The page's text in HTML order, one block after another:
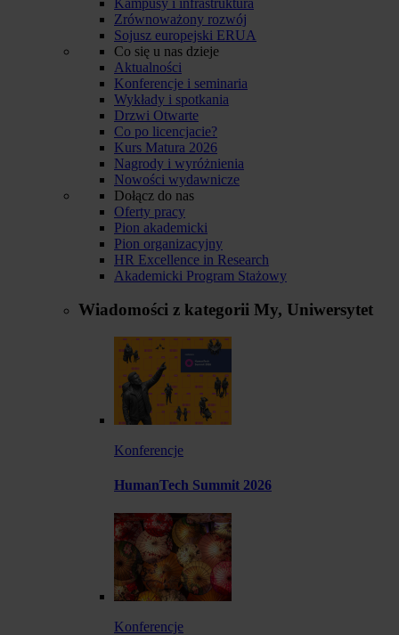
Zrównoważony rozwój
Sojusz europejski ERUA
Co się u nas dzieje
Aktualności
Konferencje i seminaria
Wykłady i spotkania
Drzwi Otwarte
Co po licencjacie?
Kurs Matura 2026
Nagrody i wyróżnienia
Nowości wydawnicze
Dołącz do nas
Oferty pracy
Pion akademicki
Pion organizacyjny
HR Excellence in Research
Akademicki Program Stażowy
Wiadomości z kategorii My, Uniwersytet
Konferencje
HumanTech Summit 2026
Konferencje